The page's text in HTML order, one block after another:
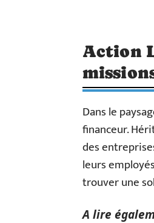
Action
Dans le
financeur.
des
leurs
trouver une
A lire